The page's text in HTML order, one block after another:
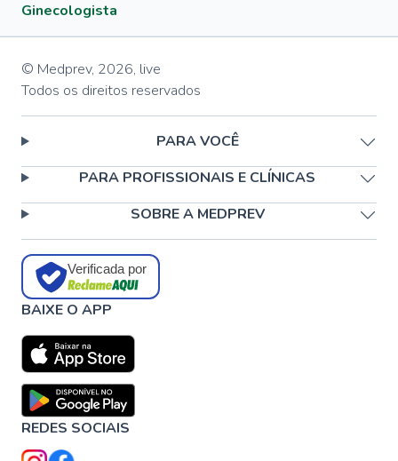
Ginecologista
© Medprev, 2026, live
Todos os direitos reservados
PARA VOCÊ
PARA PROFISSIONAIS E CLÍNICAS
SOBRE A MEDPREV
Verificada por
BAIXE O APP
REDES SOCIAIS